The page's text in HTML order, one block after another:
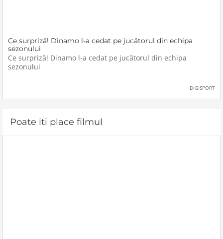
Ce surpriză! Dinamo l-a cedat pe jucătorul din echipa
sezonului
Ce surpriză! Dinamo l-a cedat pe jucătorul din echipa
sezonului
DIGISPORT
Poate iti place filmul